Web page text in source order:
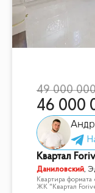
49 000
46 000
Квартал
Даниловский,
Квартира
ЖК "Квартал